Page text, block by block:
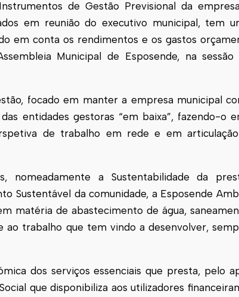
de Gestão Previsional da
em reunião do executivo municipal, tem
em conta os rendimentos e os gastos
Municipal de Esposende, na
focado em manter a empresa municipal
entidades gestoras “em baixa”, fazendo-o
de trabalho em rede e em
nomeadamente a Sustentabilidade da
Sustentável da comunidade, a Esposende
matéria de abastecimento de água,
trabalho que tem vindo a desenvolver,
dos serviços essenciais que presta, pelo
que disponibiliza aos utilizadores